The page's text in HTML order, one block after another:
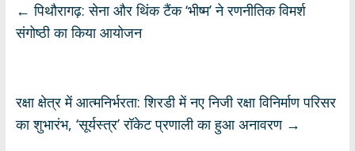
s
A
p
b
o
gr
a
e e
← पिथौरागढ़: सेना और थिंक टैंक ‘भीष्म’ ने रणनीतिक विमर्श
संगोष्ठी का किया आयोजन
रक्षा क्षेत्र में आत्मनिर्भरता: शिरडी में नए निजी रक्षा विनिर्माण परिसर
का शुभारंभ, ‘सूर्यस्त्र’ रॉकेट प्रणाली का हुआ अनावरण →